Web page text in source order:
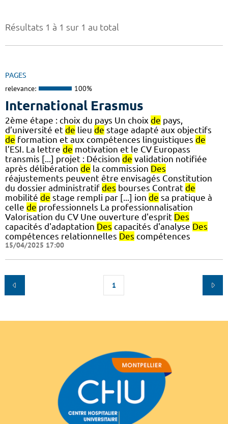
Résultats 1 à 1 sur 1 au total
PAGES
relevance: 100%
International Erasmus
2ème étape : choix du pays Un choix de pays,
d’université et de lieu de stage adapté aux objectifs
de formation et aux compétences linguistiques de
l’ESI. La lettre de motivation et le CV Europass
transmis [...] projet : Décision de validation notifiée
après délibération de la commission Des
réajustements peuvent être envisagés Constitution
du dossier administratif des bourses Contrat de
mobilité de stage rempli par [...] ion de sa pratique à
celle de professionnels La professionnalisation
Valorisation du CV Une ouverture d'esprit Des
capacités d'adaptation Des capacités d'analyse Des
compétences relationnelles Des compétences
15/04/2025 17:00
1